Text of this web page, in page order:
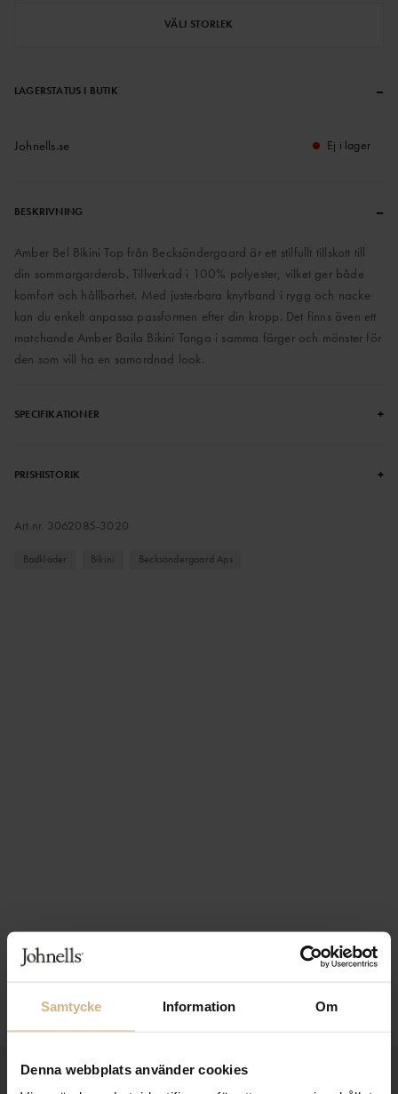
Samtycke Information Om
Denna webbplats använder cookies
VÄLJ STORLEK
LAGERSTATUS I BUTIK –
Johnells.se Ej i lager
BESKRIVNING –
Amber Bel Bikini Top från Becksöndergaard är ett stilfullt tillskott till
din sommargarderob. Tillverkad i 100% polyester, vilket ger både
komfort och hållbarhet. Med justerbara knytband i rygg och nacke
kan du enkelt anpassa passformen efter din kropp. Det finns även ett
matchande Amber Baila Bikini Tanga i samma färger och mönster för
den som vill ha en samordnad look.
SPECIFIKATIONER +
PRISHISTORIK +
Art.nr. 3062085-3020
Badkläder Bikini Becksöndergaard Aps
1-3 VARDAGARS LEVERANS